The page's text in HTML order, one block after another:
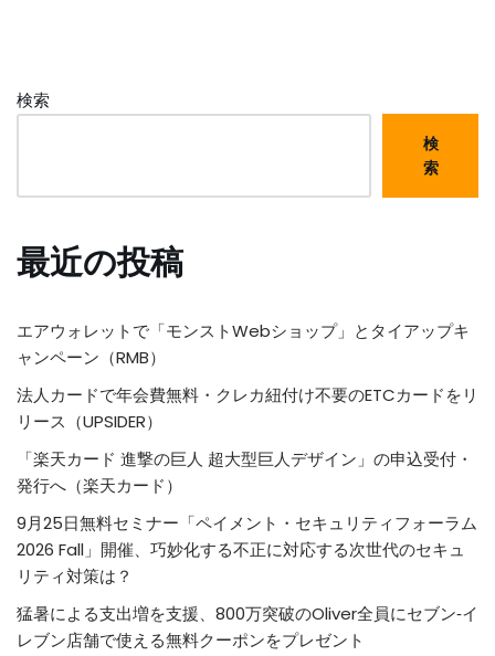
検索
検
索
最近の投稿
エアウォレットで「モンストWebショップ」とタイアップキ
ャンペーン（RMB）
法人カードで年会費無料・クレカ紐付け不要のETCカードをリ
リース（UPSIDER）
「楽天カード 進撃の巨人 超大型巨人デザイン」の申込受付・
発行へ（楽天カード）
9月25日無料セミナー「ペイメント・セキュリティフォーラム
2026 Fall」開催、巧妙化する不正に対応する次世代のセキュ
リティ対策は？
猛暑による支出増を支援、800万突破のOliver全員にセブン‐イ
レブン店舗で使える無料クーポンをプレゼント